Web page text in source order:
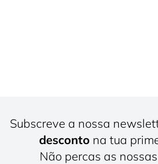
Subscreve a nossa
desconto na tua
Não percas as nossas